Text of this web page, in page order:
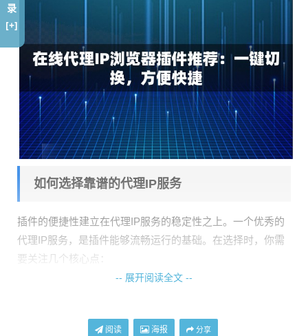
如何选择靠谱的代理IP服务
插件的便捷性建立在代理IP服务的稳定性之上。一个优秀的
代理IP服务，是插件能够流畅运行的基础。在选择时，你需
要关注几个核心点：
IP资源是否来自正规渠道，网络环境是
连接速度与稳定性：延迟过高或者频繁掉线，再方便的插件
-- 展开阅读全文 --
阅读 海报 分享
录
[+]